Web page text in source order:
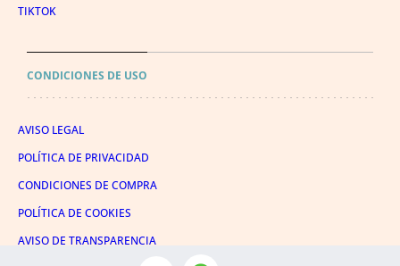
TIKTOK
CONDICIONES DE USO
AVISO LEGAL
POLÍTICA DE PRIVACIDAD
CONDICIONES DE COMPRA
POLÍTICA DE COOKIES
AVISO DE TRANSPARENCIA